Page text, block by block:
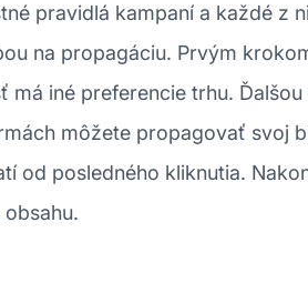
pravidlá kampaní a každé
na propagáciu. Prvým
iné preferencie trhu.
môžete propagovať svoj
od posledného kliknutia.